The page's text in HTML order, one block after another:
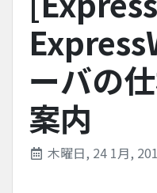
ーバの
案内
木曜日, 24 1月,